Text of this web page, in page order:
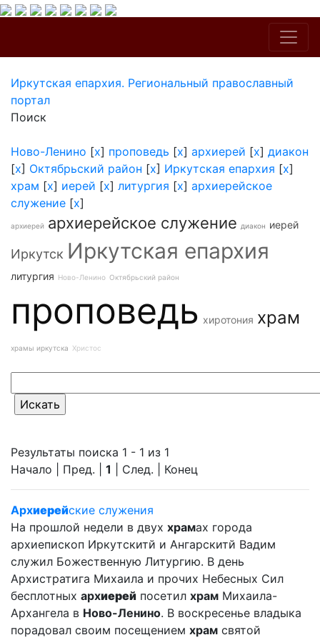
Иркутская епархия. Региональный православный
портал
Поиск
Ново-Ленино [x] проповедь [x] архиерей [x] диакон
[x] Октябрьский район [x] Иркутская епархия [x]
храм [x] иерей [x] литургия [x] архиерейское
служение [x]
архиерей архиерейское служение диакон иерей
Иркутск Иркутская епархия
литургия Ново-Ленино Октябрьский район
проповедь хиротония храм
храмы иркутска Христос
Результаты поиска 1 - 1 из 1
Начало | Пред. | 1 | След. | Конец
Архиерейские служения
На прошлой недели в двух храмах города
архиепископ Иркутскитй и Ангарскитй Вадим
служил Божественную Литургию. В день
Архистратига Михаила и прочих Небесных Сил
бесплотных архиерей посетил храм Михаила-
Архангела в Ново-Ленино. В воскресенье владыка
порадовал своим посещением храм святой